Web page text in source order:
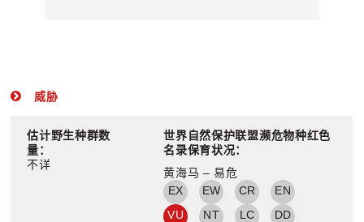
威胁
估计野生种群数
量：
不详
世界自然保护联盟濒危物种红色
名录保育状况：
黄海马 – 易危
EX
EW CR
EN
VU
NT LC
DD